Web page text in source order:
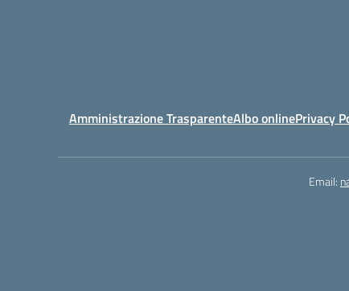
Amministrazione TrasparenteAlbo onlinePrivacy
Email: